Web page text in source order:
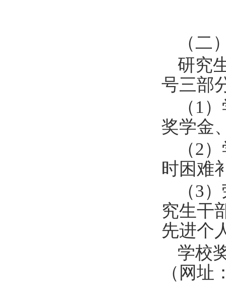
（二
研究
号三部
（ 1
奖学金
（2
时困难
（3
究生干
先进个
学校
（网址